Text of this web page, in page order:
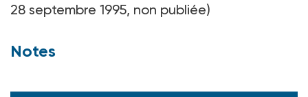
28 septembre 1995, non publiée)
Notes